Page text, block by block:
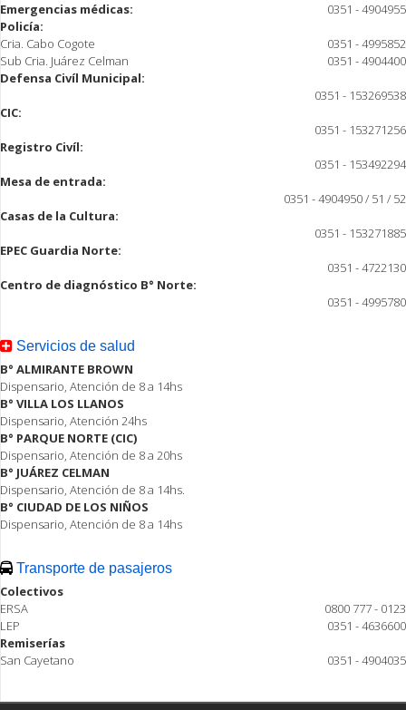
Emergencias médicas:
0351 - 4904955
Policía:
Cria. Cabo Cogote
0351 - 4995852
Sub Cria. Juárez Celman
0351 - 4904400
Defensa Civíl Municipal:
0351 - 153269538
CIC:
0351 - 153271256
Registro Civíl:
0351 - 153492294
Mesa de entrada:
0351 - 4904950 / 51 / 52
Casas de la Cultura:
0351 - 153271885
EPEC Guardia Norte:
0351 - 4722130
Centro de diagnóstico B° Norte:
0351 - 4995780
Servicios de salud
B° ALMIRANTE BROWN
Dispensario, Atención de 8 a 14hs
B° VILLA LOS LLANOS
Dispensario, Atención 24hs
B° PARQUE NORTE (CIC)
Dispensario, Atención de 8 a 20hs
B° JUÁREZ CELMAN
Dispensario, Atención de 8 a 14hs.
B° CIUDAD DE LOS NIÑOS
Dispensario, Atención de 8 a 14hs
Transporte de pasajeros
Colectivos
ERSA
0800 777 - 0123
LEP
0351 - 4636600
Remiserías
San Cayetano
0351 - 4904035